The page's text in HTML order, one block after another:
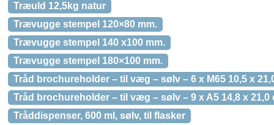
Træuld 12,5kg natur
Trævugge stempel 120×80 mm.
Trævugge stempel 140 x100 mm.
Trævugge stempel 180×100 mm.
Tråd brochureholder – til væg – sølv – 6 x M65 10,5 x
Tråd brochureholder – til væg – sølv – 9 x A5 14,8 x 21,0
Tråddispenser, 600 ml, sølv, til flasker